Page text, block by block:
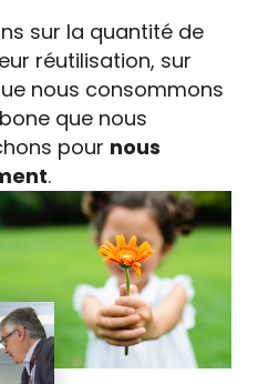
sur la quantité de
réutilisation, sur
nous consommons
que nous
pour nous
.